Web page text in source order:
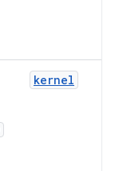
kernel